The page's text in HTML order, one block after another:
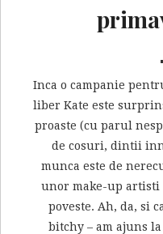
Inca o campanie
liber Kate este
proaste (cu parul
de cosuri, dintii
munca este de
unor make-up artisti
poveste. Ah, da, si
bitchy – am ajuns